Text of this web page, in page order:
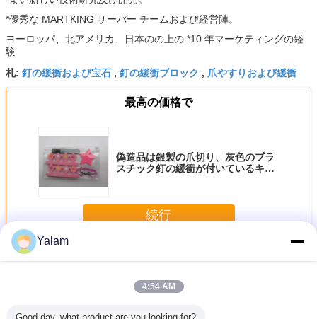
*優秀な MARTKING サーバー チームおよび経営陣。
ヨーロッパ、北アメリカ、日本のの上の *10 年マーケティングの経
験
札: 釘の緩衝および宝石 , 釘の緩衝ブロック , 爪やすりおよび緩衝
最高の価格で
偽造品は銀製の爪切り、灰色のプラ
スチック釘の緩衝が付いているキッ
続行
多く釘の緩衝
Yalam
4:54 AM